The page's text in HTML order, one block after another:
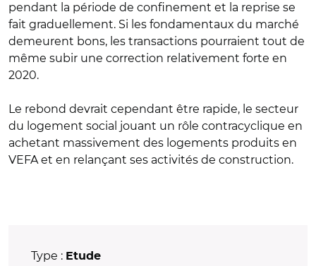
pendant la période de confinement et la reprise se
fait graduellement. Si les fondamentaux du marché
demeurent bons, les transactions pourraient tout de
même subir une correction relativement forte en
2020.
Le rebond devrait cependant être rapide, le secteur
du logement social jouant un rôle contracyclique en
achetant massivement des logements produits en
VEFA et en relançant ses activités de construction.
Type : Etude